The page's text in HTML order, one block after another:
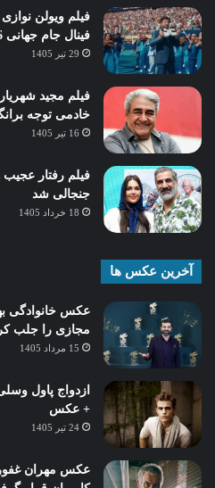
فیلم ویولن
فینال جام جهانی 2026
29 تیر 1405
فیلم مجید
خادمی توجه
16 تیر 1405
فیلم رفتار
جنجالی شد
18 خرداد 1405
آخرین عکس ها
عکس خانوادگی
مجازی را جلب
15 مرداد 1405
ازدواج پاول
+ عکس
24 تیر 1405
عکس مهران